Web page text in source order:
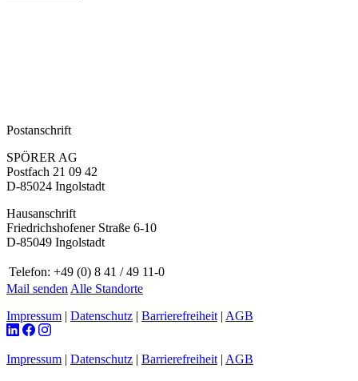
Postanschrift
SPÖRER AG
Postfach 21 09 42
D-85024 Ingolstadt
Hausanschrift
Friedrichshofener Straße 6-10
D-85049 Ingolstadt
Telefon: +49 (0) 8 41 / 49 11-0
Mail senden Alle Standorte
Impressum | Datenschutz | Barrierefreiheit | AGB
Impressum | Datenschutz | Barrierefreiheit | AGB